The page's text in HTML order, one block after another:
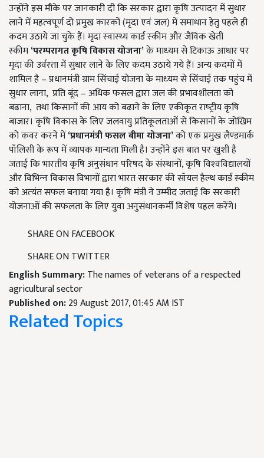
उन्होंने इस मौके पर जानकारी दी कि सरकार द्वारा कृषि उत्‍पादन में सुधार
लाने में महत्‍वपूर्ण दो प्रमुख कारकों (मृदा एवं जल) में समाधान हेतु पहले ही
कदम उठाये जा चुके हैं। मृदा स्‍वास्‍थ्‍य कार्ड स्‍कीम और जैविक खेती
स्‍कीम‘परम्‍परागत कृषि विकास योजना’के माध्‍यम से टिकाऊ आधार पर
मृदा की उर्वरता में सुधार लाने के लिए कदम उठाये गये हैं। अन्‍य कदमों में
शामिल है – प्रधानमंत्री ग्राम सिंचाई योजना के माध्‍यम से सिंचाई तक पहुंच में
सुधार लाना, प्रति बूंद – अधिक फसल द्वारा जल की प्रभावशीलता को
बढाना, तथा किसानों की आय को बढाने के लिए एकीकृत राष्‍ट्रीय कृषि
बाजार। कृषि विकास के लिए जलवायु प्रतिकूलताओं से किसानों के जोखिम
को कवर करने में‘प्रधानमंत्री फसल बीमा योजना’को एक प्रमुख लैण्‍डमार्क
पॉलिसी के रूप में व्‍यापक मान्‍यता मिली है। उन्होंने इस बात पर खुशी है
जताई कि भारतीय कृषि अनुसंधान परिषद के संस्‍थानों, कृषि विश्‍वविद्यालयों
और विभिन्‍न विकास विभागों द्वारा भारत सरकार की सॉयल हैल्‍थ कार्ड स्‍कीम
को अत्‍यंत सफल बनाया गया है। कृषि मंत्री ने उम्मीद जताई कि सरकारी
योजनाओं की सफलता के लिए युवा अनुसंधानकर्मी विशेष पहल करेंगे।
SHARE ON FACEBOOK
SHARE ON TWITTER
English Summary:The names of veterans of a respected
agricultural sector
Published on:29 August 2017, 01:45 AM IST
Related Topics